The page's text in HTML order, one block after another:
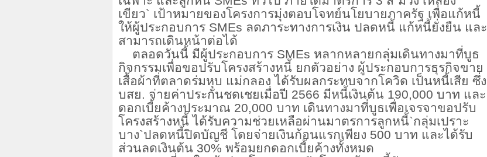
เขียว` เป้าหมายของโครงการมุ่งตอบโจทย์นโยบายภาครัฐ เพื่อแก้หนี้
ให้ผู้ประกอบการ SMEs ลดภาระทางการเงิน ปลดหนี้ แก้หนี้ยั่งยืน และ
สามารถเดินหน้าต่อได้
ตลอดวันนี้ มีผู้ประกอบการ SMEs หลากหลายกลุ่มเดินทางมาที่บูธ
กิจกรรมเพื่อขอปรับโครงสร้างหนี้ ยกตัวอย่าง ผู้ประกอบการธุรกิจขาย
เสื้อผ้าที่ตลาดร่มหุบ แม่กลอง ได้รับผลกระทบจากโควิด เป็นหนี้เสีย ซึ่ง
บสย. จ่ายค่าประกันชดเชยเมื่อปี 2566 มีหนี้เงินต้น 190,000 บาท และ
ดอกเบี้ยค้างประมาณ 20,000 บาท เดินทางมาที่บูธเพื่อเจรจาขอปรับ
โครงสร้างหนี้ ได้รับความช่วยเหลือผ่านมาตรการลูกหนี้`กลุ่มเปราะ
บาง`ปลดหนี้ปิดบัญชี โดยจ่ายเงินก้อนแรกเพียง 500 บาท และได้รับ
ส่วนลดเงินต้น 30% พร้อมยกดอกเบี้ยค้างทั้งหมด